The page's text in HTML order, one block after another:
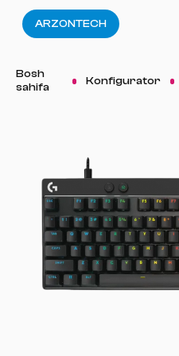
ARZONTECH
Bosh
sahifa
Konfigurator